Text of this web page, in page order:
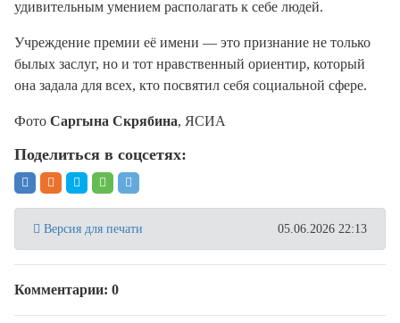
удивительным умением располагать к себе людей.
Учреждение премии её имени — это признание не только
былых заслуг, но и тот нравственный ориентир, который
она задала для всех, кто посвятил себя социальной сфере.
Фото Саргына Скрябина, ЯСИА
Поделиться в соцсетях:
Версия для печати 05.06.2026 22:13
Комментарии: 0